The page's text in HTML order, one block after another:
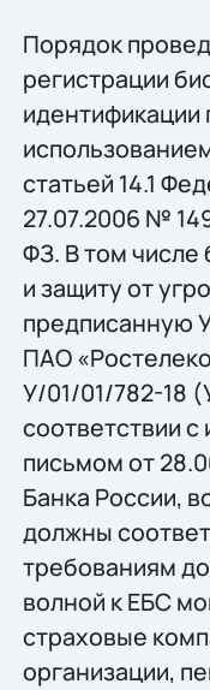
Порядок
регистрации
идентификации
статьей 14.1
27.07.2006 №
ФЗ. В том числе
и защиту от
предписанную
ПАО
У/01/01/782-18
соответствии
письмом от
Банка России,
должны
требованиям
волной к ЕБС
страховые
организации,